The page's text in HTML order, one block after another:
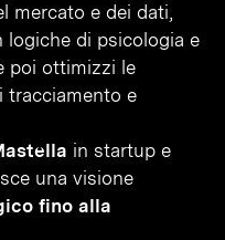
mercato e dei dati,
di psicologia e
poi ottimizzi le
tracciamento e
in startup e
una visione
fino alla